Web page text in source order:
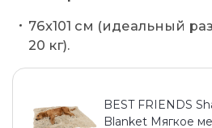
76x101 см (идеальный
20 кг).
BEST FRIENDS
Blanket Мягкое